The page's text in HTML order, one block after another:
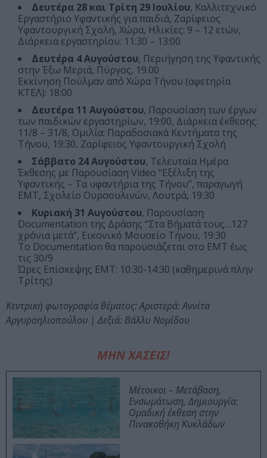
Δευτέρα 28 και Τρίτη 29 Ιουλίου, Καλλιτεχνικό
Εργαστήριο Υφαντικής για παιδιά, Ζαρίφειος
Υφαντουργική Σχολή, Χώρα, Ηλικίες: 9 – 12 ετών,
Διάρκεια εργαστηρίου: 11:30 – 13:00
Δευτέρα 4 Αυγούστου, Περιήγηση της Υφαντικής
στην Έξω Μεριά, Πύργος, 19.00
Εκκίνηση Πούλμαν από Χώρα Τήνου (αφετηρία
ΚΤΕΛ): 18:00
Δευτέρα 11 Αυγούστου, Παρουσίαση των έργων
των παιδικών εργαστηρίων, 19:00, Διάρκεια έκθεσης:
11/8 – 31/8, Ομιλία: Παραδοσιακά Κεντήματα της
Τήνου, 19:30, Ζαρίφειος Υφαντουργική Σχολή
Σάββατο 24 Αυγούστου, Τελευταία Ημέρα
Έκθεσης με Παρουσίαση Video “Εξέλιξη της
Υφαντικής – Τα υφαντήρια της Τήνου”, παραγωγή
ΕΜΤ, Σχολείο Ουρσουλινών, Λουτρά, 19:30
Κυριακή 31 Αυγούστου, Παρουσίαση
Documentation της Δράσης “Στα Βήματά τους…127
χρόνια μετά”, Εικονικό Μουσείο Τήνου, 19:30
Το Documentation θα παρουσιάζεται στο ΕΜΤ έως
τις 30/9
Ώρες Επίσκεψης ΕΜΤ: 10:30-14:30 (καθημερινά πλην
Τρίτης)
Κεντρική φωτογραφία θέματος: Αριστερά: Αννίτα
Αργυροηλιοπούλου | Δεξιά: Βάλλυ Νομίδου
ΜΗΝ ΧΑΣΕΙΣ!
Μέτοικοι – Μετάβαση,
Ενσωμάτωση, Δημιουργία:
Ομαδική έκθεση στην
Πινακοθήκη Κυκλάδων